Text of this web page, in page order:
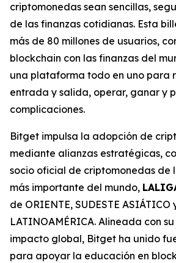
criptomonedas sean sencillas,
de las finanzas cotidianas. Esta
más de 80 millones de usuarios,
blockchain con las finanzas del
una plataforma todo en uno para
entrada y salida, operar, ganar y
complicaciones.
Bitget impulsa la adopción de
mediante alianzas estratégicas,
socio oficial de criptomonedas de
más importante del mundo,
de ORIENTE, SUDESTE ASIÁTICO
LATINOAMÉRICA. Alineada con
impacto global, Bitget ha unido
para apoyar la educación en